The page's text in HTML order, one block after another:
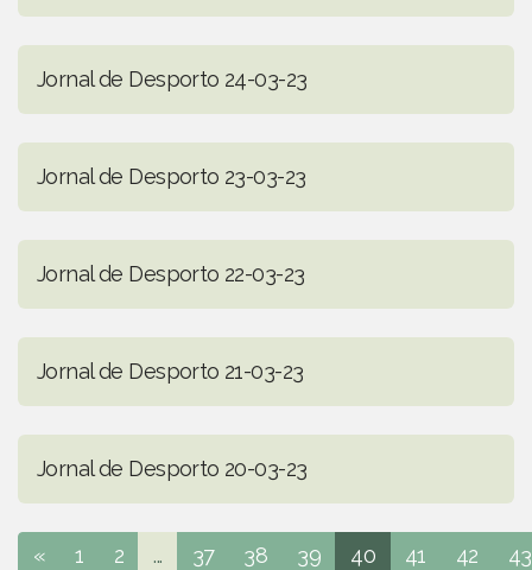
Jornal de Desporto 24-03-23
Jornal de Desporto 23-03-23
Jornal de Desporto 22-03-23
Jornal de Desporto 21-03-23
Jornal de Desporto 20-03-23
« 1 2 ... 37 38 39 40 41 42 43